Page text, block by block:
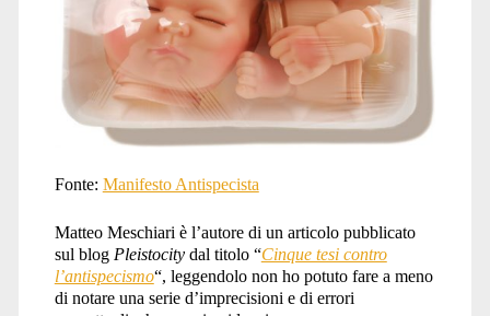
L’ANTISPECISMO</
Fonte: Manifesto Antispecista
Matteo Meschiari è l’autore di un articolo pubblicato
sul blog Pleistocitydal titolo “Cinque tesi contro
l’antispecismo“, leggendolo non ho potuto fare a meno
di notare una serie d’imprecisioni e di errori